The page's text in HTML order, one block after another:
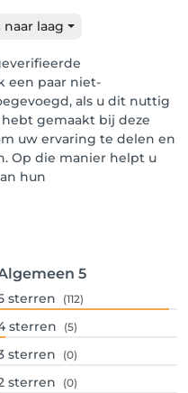
laag
een paar niet-
als u dit nuttig
gemaakt bij deze
uw ervaring te delen en
Op die manier helpt u
hun
5
sterren (112)
sterren (5)
sterren (0)
sterren (0)